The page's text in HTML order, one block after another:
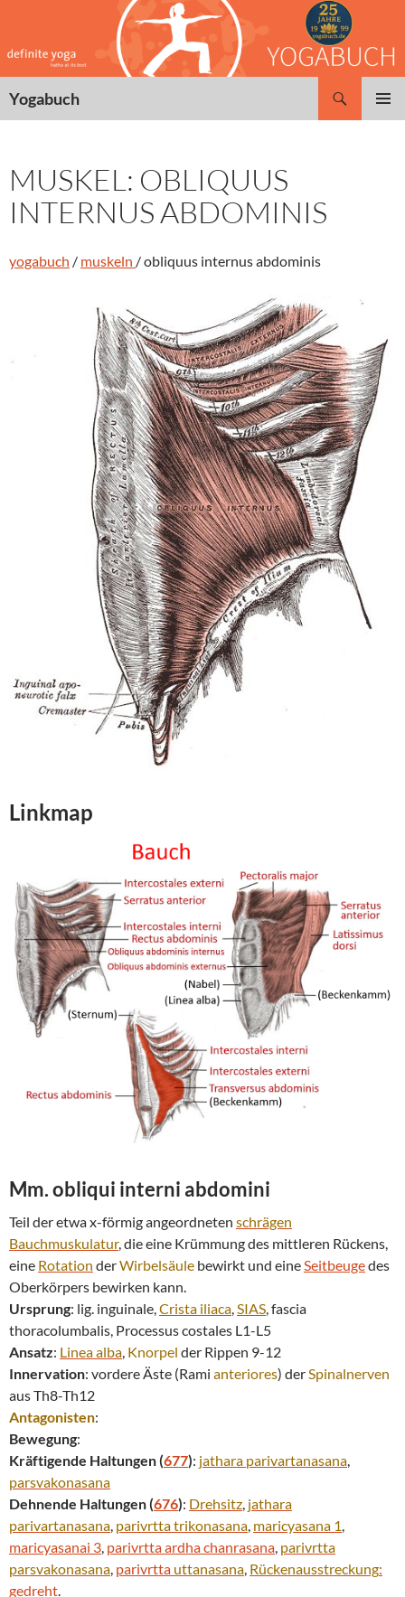
springen
Yogabuch
MUSKEL: OBLIQUUS
INTERNUS ABDOMINIS
yogabuch / muskeln / obliquus internus abdominis
Linkmap
Mm. obliqui interni abdomini
Teil der etwa x-förmig angeordneten schrägen
Bauchmuskulatur, die eine Krümmung des mittleren Rückens,
eine Rotation derWirbelsäule bewirkt und eineSeitbeugedes
Oberkörpers bewirken kann.
Ursprung: lig. inguinale,Crista iliaca,SIAS, fascia
thoracolumbalis, Processus costales L1-L5
Ansatz: Linea alba, Knorpel der Rippen 9-12
Innervation: vordere Äste (Rami anteriores) derSpinalnerven
aus Th8-Th12
Antagonisten:
Bewegung:
Kräftigende Haltungen (677): jathara parivartanasana,
parsvakonasana
Dehnende Haltungen (676): Drehsitz, jathara
parivartanasana, parivrttatrikonasana, maricyasana 1,
maricyasanai 3, parivrtta ardha chanrasana, parivrtta
parsvakonasana, parivrtta uttanasana, Rückenausstreckung:
gedreht.